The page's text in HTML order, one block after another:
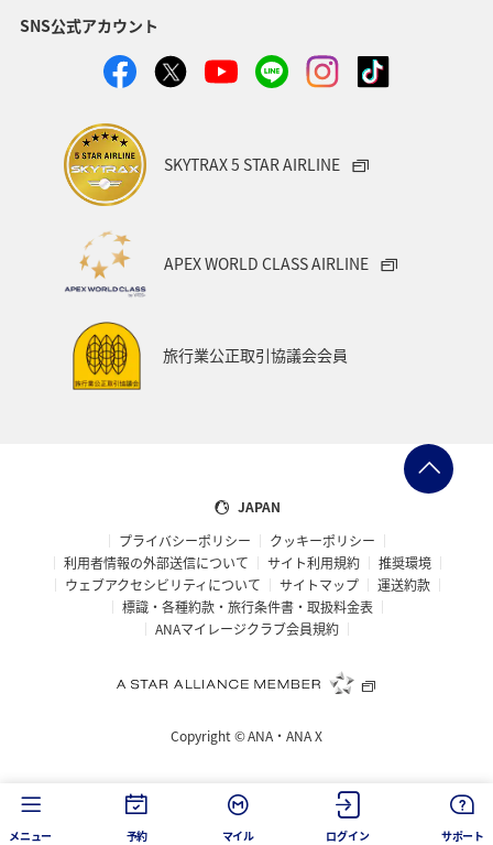
日常生活でマイルを貯める（自宅にいながら貯める）
ANAのオンラインショップ A-style秋特集
ANA SKY コイン
ダイヤモンドサービス
マイルの使い道
アクティビティ
機内
秋田県 鹿児島県
ANA Pocket
ツアー キャンプ・グランピング
ANAセレクション 群馬県 アメリカ・カナダ・中南米
冬のふるさと納税 編集長のおすすめ
ANAの取り組み（サステナブル、社会貢献）
香川県 長崎県 お祭り・イベント
SNS公式アカウント
SKYTRAX 5 STAR AIRLINE
APEX WORLD CLASS AIRLINE
旅行業公正取引協議会会員
JAPAN
プライバシーポリシー
クッキーポリシー
利用者情報の外部送信について
サイト利用規約
推奨環境
ウェブアクセシビリティについて
サイトマップ
運送約款
標識・各種約款・旅行条件書・取扱料金表
ANAマイレージクラブ会員規約
Copyright ©ANA・ANA X
メニュー 予約 マイル ログイン サポート